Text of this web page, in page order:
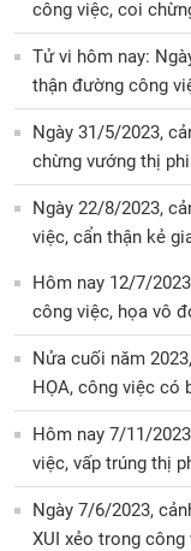
công việc, coi
Tử vi hôm nay:
thận đường công
Ngày 31/5/2023,
chừng vướng thị phi
Ngày 22/8/2023,
việc, cẩn thận kẻ
Hôm nay 12/7/
công việc, họa vô
Nửa cuối năm
HỌA, công việc có
Hôm nay 7/11/
việc, vấp trúng thị
Ngày 7/6/2023,
XUI xẻo trong công